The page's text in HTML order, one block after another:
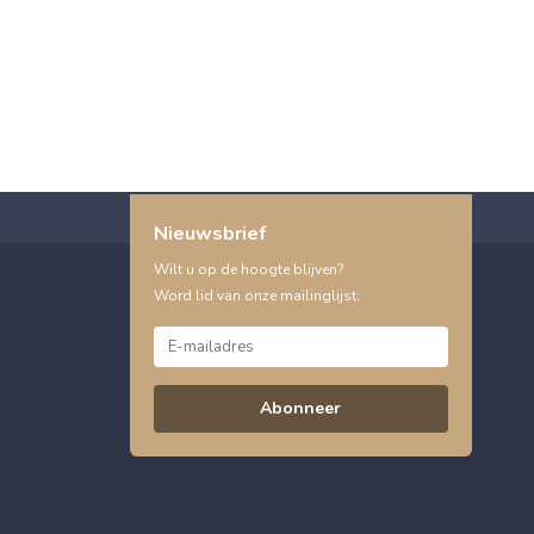
Nieuwsbrief
Wilt u op de hoogte blijven?
Word lid van onze mailinglijst:
Abonneer